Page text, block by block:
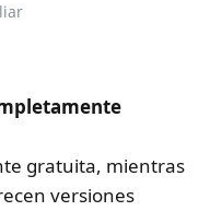
gratuita, mientras
versiones